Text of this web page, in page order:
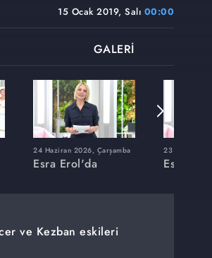
15 Ocak 2019, Salı 00:00
GALERİ
24 Haziran 2026, Çarşamba
Esra Erol'da
23 Haziran
Esra
ve Kezban eskileri